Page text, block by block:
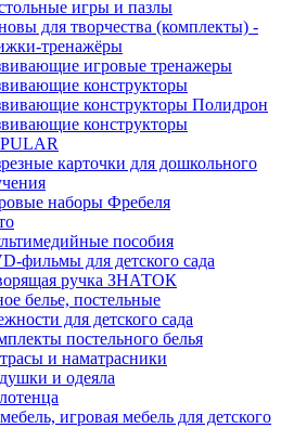
игры и пазлы
для творчества (комплекты) -
тренажёры
игровые тренажеры
конструкторы
конструкторы Полидрон
конструкторы
карточки для дошкольного
наборы Фребеля
пособия
фильмы для детского сада
ручка ЗНАТОК
белье, постельные
для детского сада
постельного белья
и наматрасники
и одеяла
игровая мебель для детского